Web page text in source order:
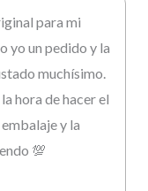
para mi
yo un pedido y la
muchísimo.
hora de hacer el
y la
💯